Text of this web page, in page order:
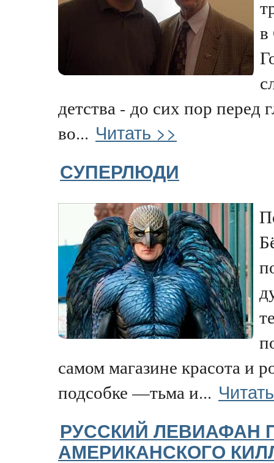
в
детства - до сих пор перед
во... Читать >>
СУПЕРЛЮДИ
самом магазине красота и
подсобке —тьма и...
РУССКИЙ ЛЕВИАФАН
АМЕРИКАНСКОГО